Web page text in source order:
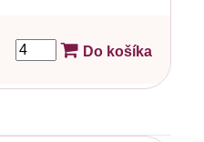
Do košíka